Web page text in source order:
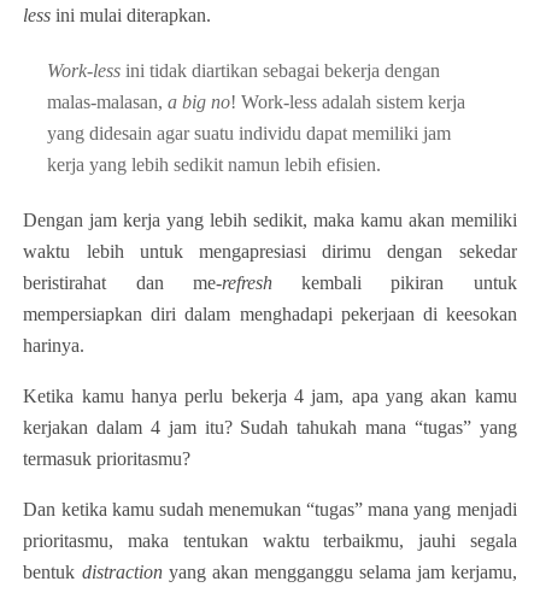
less ini mulai diterapkan.
Work-less ini tidak diartikan sebagai bekerja dengan
malas-malasan,a big no! Work-less adalah sistem kerja
yang didesain agar suatu individu dapat memiliki jam
kerja yang lebih sedikit namun lebih efisien.
Dengan jam kerja yang lebih sedikit, maka kamu akan memiliki
waktu lebih untuk mengapresiasi dirimu dengan sekedar
beristirahat dan me-refreshkembali pikiran untuk
mempersiapkan diri dalam menghadapi pekerjaan di keesokan
harinya.
Ketika kamu hanya perlu bekerja 4 jam, apa yang akan kamu
kerjakan dalam 4 jam itu? Sudah tahukah mana “tugas” yang
termasuk prioritasmu?
Dan ketika kamu sudah menemukan “tugas” mana yang menjadi
prioritasmu, maka tentukan waktu terbaikmu, jauhi segala
bentuk distractionyang akan mengganggu selama jam kerjamu,